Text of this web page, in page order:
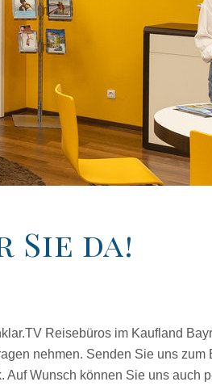
da!
Reisebüros im Kaufland
nehmen. Senden Sie uns zum
Wunsch können Sie uns auch